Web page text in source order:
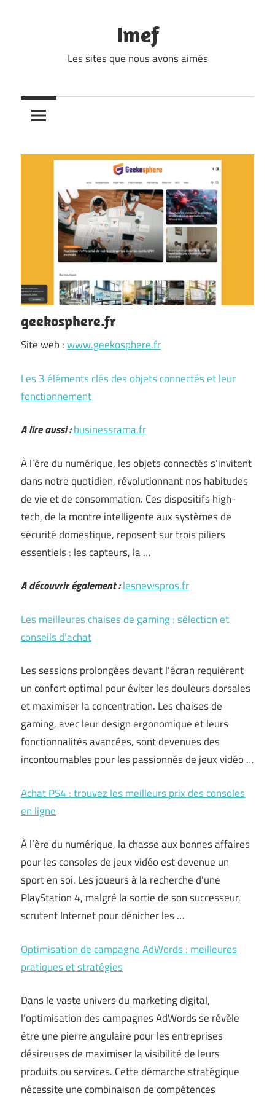
Imef
Les sites que nous avons aimés
geekosphere.fr
Site web :www.geekosphere.fr
Les 3 éléments clés des objets connectés et leur
fonctionnement
A lire aussi :businessrama.fr
À l’ère du numérique, les objets connectés s’invitent
dans notre quotidien, révolutionnant nos habitudes
de vie et de consommation. Ces dispositifs high-
tech, de la montre intelligente aux systèmes de
sécurité domestique, reposent sur trois piliers
essentiels : les capteurs, la …
A découvrir également :lesnewspros.fr
Les meilleures chaises de gaming : sélection et
conseils d’achat
Les sessions prolongées devant l’écran requièrent
un confort optimal pour éviter les douleurs dorsales
et maximiser la concentration. Les chaises de
gaming, avec leur design ergonomique et leurs
fonctionnalités avancées, sont devenues des
incontournables pour les passionnés de jeux vidéo …
Achat PS4 : trouvez les meilleurs prix des consoles
en ligne
À l’ère du numérique, la chasse aux bonnes affaires
pour les consoles de jeux vidéo est devenue un
sport en soi. Les joueurs à la recherche d’une
PlayStation 4, malgré la sortie de son successeur,
scrutent Internet pour dénicher les …
Optimisation de campagne AdWords : meilleures
pratiques et stratégies
Dans le vaste univers du marketing digital,
l’optimisation des campagnes AdWords se révèle
être une pierre angulaire pour les entreprises
désireuses de maximiser la visibilité de leurs
produits ou services. Cette démarche stratégique
nécessite une combinaison de compétences